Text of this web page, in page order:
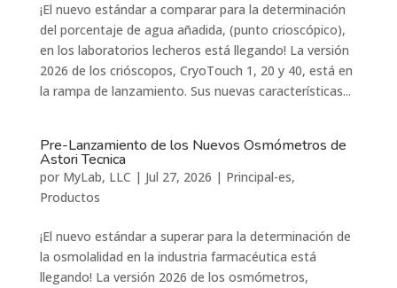
¡El nuevo estándar a comparar para la determinación
del porcentaje de agua añadida, (punto crioscópico),
en los laboratorios lecheros está llegando! La versión
2026 de los crióscopos, CryoTouch 1, 20 y 40, está en
la rampa de lanzamiento. Sus nuevas características...
Pre-Lanzamiento de los Nuevos Osmómetros de
Astori Tecnica
por MyLab, LLC | Jul 27, 2026 | Principal-es,
Productos
¡El nuevo estándar a superar para la determinación de
la osmolalidad en la industria farmacéutica está
llegando! La versión 2026 de los osmómetros,